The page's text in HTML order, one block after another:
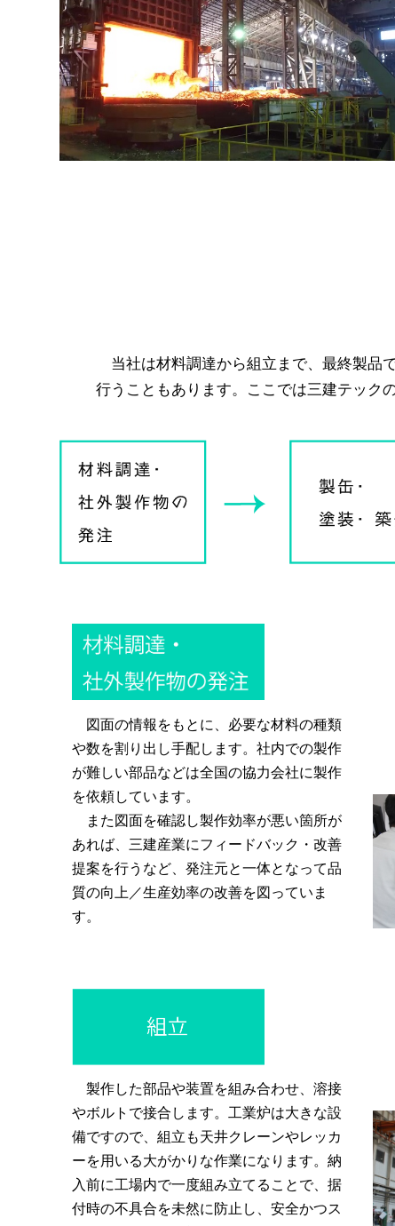
当社は材料調達から組立まで、最終製品
行うこともあります。ここでは三建テック
図面の情報をもとに、必要な材料の種類
や数を割り出し手配します。社内での製作
が難しい部品などは全国の協力会社に製作
を依頼しています。
また図面を確認し製作効率が悪い箇所が
あれば、三建産業にフィードバック・改善
提案を行うなど、発注元と一体となって品
質の向上／生産効率の改善を図っていま
す。
製作した部品や装置を組み合わせ、溶接
やボルトで接合します。工業炉は大きな設
備ですので、組立も天井クレーンやレッカ
ーを用いる大がかりな作業になります。納
入前に工場内で一度組み立てることで、据
付時の不具合を未然に防止し、安全かつス